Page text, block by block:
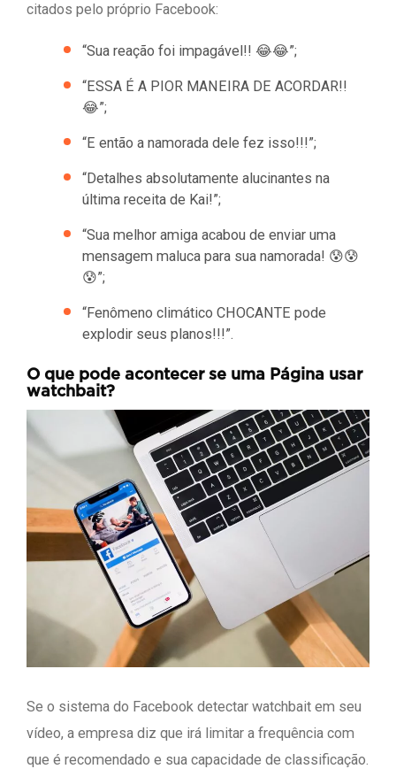
citados pelo próprio Facebook:
“Sua reação foi impagável!! 😂😂”;
“ESSA É A PIOR MANEIRA DE ACORDAR!!
😂”;
“E então a namorada dele fez isso!!!”;
“Detalhes absolutamente alucinantes na
última receita de Kai!”;
“Sua melhor amiga acabou de enviar uma
mensagem maluca para sua namorada! 😰😰
😰”;
“Fenômeno climático CHOCANTE pode
explodir seus planos!!!”.
O que pode acontecer se uma Página usar
watchbait?
Se o sistema do Facebook detectar watchbait em seu
vídeo, a empresa diz que irá limitar a frequência com
que é recomendado e sua capacidade de classificação.